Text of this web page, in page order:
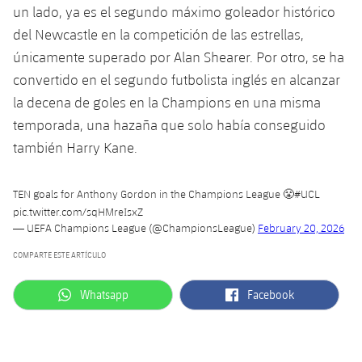
Jugadores
Historia
Palmarés
Clasificaciones
Juvenil
Infantil
Alevín
Noticias
Atletismo
plusicon
más
Actualidad
Masculino
Femenino
Agenda
Baloncesto en silla de ruedas
plusicon
más
Actualidad
Jugadores
Calendario
Resultados
Clasificaciones
Hockey sobre hielo
plusicon
más
Actualidad
Jugadores
Resultados
Noticias
Hockey Hierba Femenino
Patinaje artístico
plusicon
más
Actualidad
Plantilla
Escuela de Patinaje
Rugby
plusicon
más
un lado, ya es el segundo máximo goleador histórico
del Newcastle en la competición de las estrellas,
únicamente superado por Alan Shearer. Por otro, se ha
convertido en el segundo futbolista inglés en alcanzar
la decena de goles en la Champions en una misma
temporada, una hazaña que solo había conseguido
también Harry Kane.
TEN goals for Anthony Gordon in the Champions League 😤#UCL
pic.twitter.com/sqHMreIsxZ
— UEFA Champions League (@ChampionsLeague) February 20, 2026
COMPARTE ESTE ARTÍCULO
label.aria.whatsapp
Whatsapp label.aria.facebook
Facebook